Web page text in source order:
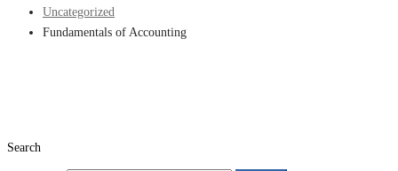
Uncategorized
Fundamentals of Accounting
Search